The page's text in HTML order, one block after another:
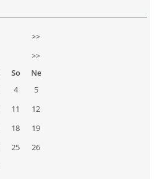
>>
>>
So
Ne
4
5
11
12
18
19
25
26